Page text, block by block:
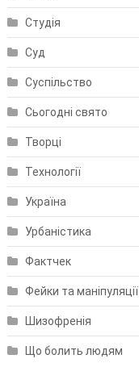
Студія
Суд
Суспільство
Сьогодні свято
Творці
Технології
Україна
Урбаністика
Фактчек
Фейки та маніпуляції
Шизофренія
Що болить людям